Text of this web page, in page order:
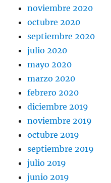
noviembre 2020
octubre 2020
septiembre 2020
julio 2020
mayo 2020
marzo 2020
febrero 2020
diciembre 2019
noviembre 2019
octubre 2019
septiembre 2019
julio 2019
junio 2019